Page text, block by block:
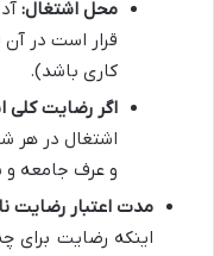
محل اشتغال:
قرار است در آن
کاری باشد).
اگر رضایت
اشتغال در هر
و عرف جامعه
مدت اعتبار رضایت
اینکه رضایت برای